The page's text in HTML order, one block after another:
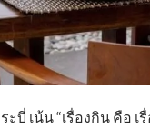
ะบี่ เน้น “เรื่องกิน คือ เ